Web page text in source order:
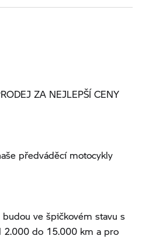
ZA NEJLEPŠÍ CENY
předváděcí motocykly
ve špičkovém stavu s
2.000 do 15.000 km a pro